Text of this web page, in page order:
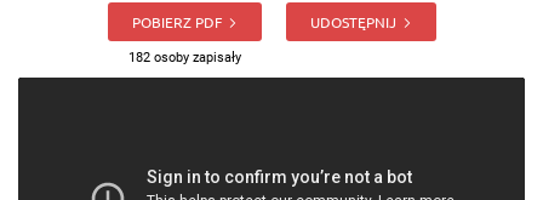
POBIERZ PDF
182 osoby zapisały
UDOSTĘPNIJ